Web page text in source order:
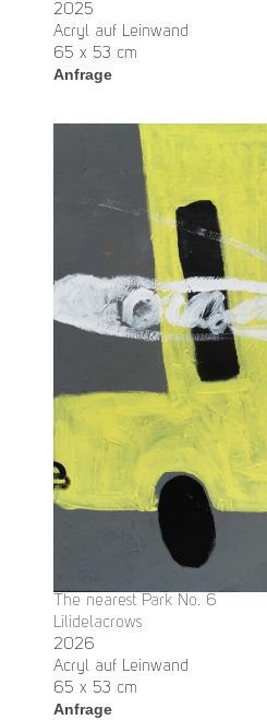
2025
Acryl auf Leinwand
65 x 53 cm
Anfrage
The nearest Park No. 6
Lilidelacrows
2026
Acryl auf Leinwand
65 x 53 cm
Anfrage